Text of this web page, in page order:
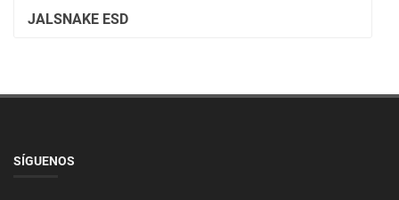
JALSNAKE ESD
SÍGUENOS